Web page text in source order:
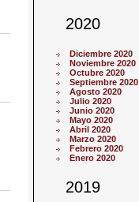
2020
Diciembre 2020
Noviembre 2020
Octubre 2020
Septiembre 2020
Agosto 2020
Julio 2020
Junio 2020
Mayo 2020
Abril 2020
Marzo 2020
Febrero 2020
Enero 2020
2019